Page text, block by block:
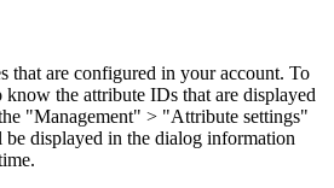
that are configured in your account. To
know the attribute IDs that are displayed
"Management" > "Attribute settings"
displayed in the dialog information